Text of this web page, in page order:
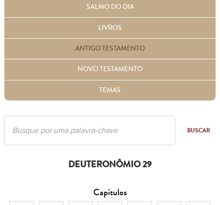
SALMO DO DIA
LIVROS
ANTIGO TESTAMENTO
NOVO TESTAMENTO
TEMAS
BUSCAR
DEUTERONÔMIO 29
Capítulos